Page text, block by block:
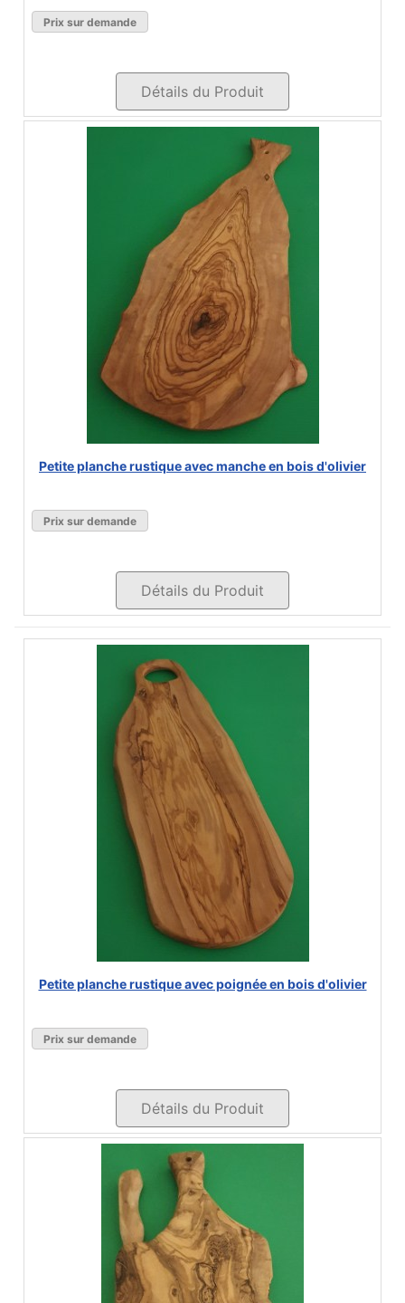
Prix sur demande
Détails du Produit
Petite planche rustique avec manche en bois d'olivier
Prix sur demande
Détails du Produit
Petite planche rustique avec poignée en bois d'olivier
Prix sur demande
Détails du Produit